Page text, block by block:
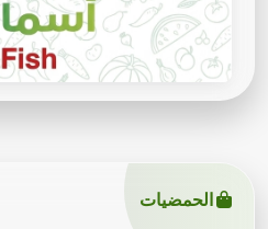
الحمضيات